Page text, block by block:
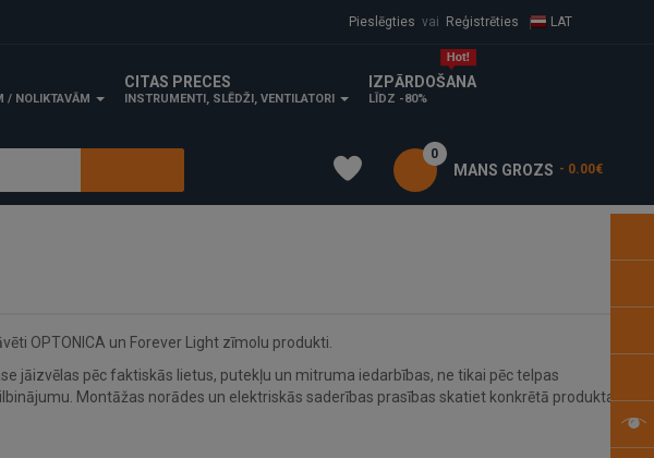
Pieslēgties vai Reģistrēties LAT
/ NOLIKTAVĀM
CITAS PRECES
INSTRUMENTI, SLĒDŽI, VENTILATORI
IZPĀRDOŠANA
LĪDZ -80%
MANS GROZS
0
- 0.00€
OPTONICA un Forever Light zīmolu produkti.
jāizvēlas pēc faktiskās lietus, putekļu un mitruma iedarbības, ne tikai pēc telpas
Montāžas norādes un elektriskās saderības prasības skatiet konkrētā produkta